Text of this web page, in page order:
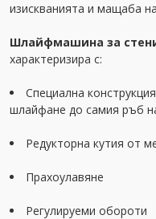
изискванията и мащаба
Шлайфмашина за стени
характеризира с:
Специална
шлайфане до самия ръб
Редукторна кутия от
Прахоулавяне
Регулируеми обороти